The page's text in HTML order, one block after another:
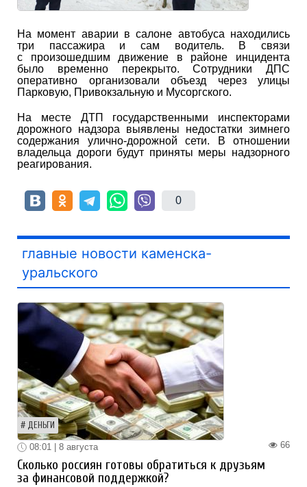
На момент аварии в салоне автобуса находились
три пассажира и сам водитель. В связи
с произошедшим движение в районе инцидента
было временно перекрыто. Сотрудники ДПС
оперативно организовали объезд через улицы
Парковую, Привокзальную и Мусоргского.
На месте ДТП государственными инспекторами
дорожного надзора выявлены недостатки зимнего
содержания улично-дорожной сети. В отношении
владельца дороги будут приняты меры надзорного
реагирования.
0
главные новости каменска-
уральского
ДЕНЬГИ
66
08:01 | 8 августа
Сколько россиян готовы обратиться к друзьям
за финансовой поддержкой?